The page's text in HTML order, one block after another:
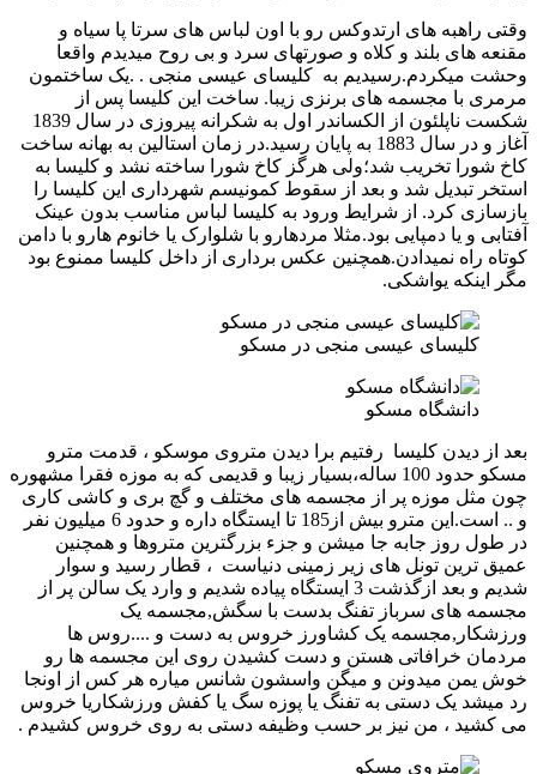
وقتی راهبه های ارتدوکس رو با اون لباس های سرتا پا سیاه و
مقنعه های بلند و کلاه و صورتهای سرد و بی روح میدیدم واقعا
وحشت میکردم.رسیدیم به کلیسای عیسی منجی . .یک ساختمون
مرمری با مجسمه های برنزی زیبا. ساخت این کلیسا پس از
شکست ناپلئون از الکساندر اول به شکرانه پیروزی در سال 1839
آغاز و در سال 1883 به پایان رسید.در زمان استالین به بهانه ساخت
کاخ شورا تخریب شد؛ولی هرگز کاخ شورا ساخته نشد و کلیسا به
استخر تبدیل شد و بعد از سقوط کمونیسم شهرداری این کلیسا را
بازسازی کرد. از شرایط ورود به کلیسا لباس مناسب بدون عینک
آفتابی و یا دمپایی بود.مثلا مردهارو با شلوارک یا خانوم هارو با دامن
کوتاه راه نمیدادن.همچنین عکس برداری از داخل کلیسا ممنوع بود
مگر اینکه یواشکی.
کلیسای عیسی منجی در مسکو
دانشگاه مسکو
بعد از دیدن کلیسا رفتیم برا دیدن متروی موسکو ، قدمت مترو
مسکو حدود 100 ساله،بسیار زیبا و قدیمی که به موزه فقرا مشهوره
چون مثل موزه پر از مجسمه های مختلف و گچ بری و کاشی کاری
و .. است.این مترو بیش از185 تا ایستگاه داره و حدود 6 میلیون نفر
در طول روز جابه جا میشن و جزء بزرگترین متروها و همچنین
عمیق ترین تونل های زیر زمینی دنیاست ، قطار رسید و سوار
شدیم و بعد ازگذشت 3 ایستگاه پیاده شدیم و وارد یک سالن پر از
مجسمه های سرباز تفنگ بدست با سگش,مجسمه یک
ورزشکار,مجسمه یک کشاورز خروس به دست و ....روس ها
مردمان خرافاتی هستن و دست کشیدن روی این مجسمه ها رو
خوش یمن میدونن و میگن واسشون شانس میاره هر کس از اونجا
رد میشد یک دستی به تفنگ یا پوزه سگ یا کفش ورزشکاریا خروس
می کشید ، من نیز بر حسب وظیفه دستی به روی خروس کشیدم .